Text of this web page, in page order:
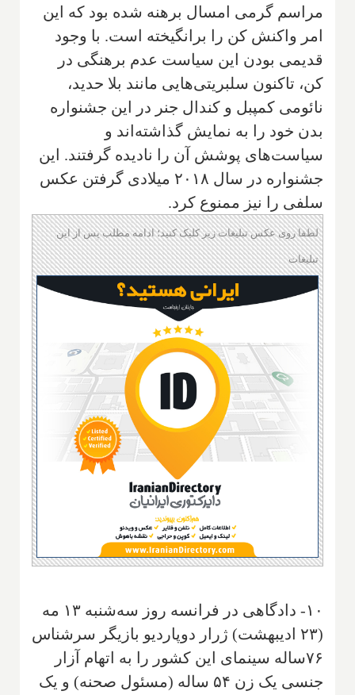
مراسم گرمی امسال برهنه شده بود که این
امر واکنش کن را برانگیخته است. با وجود
قدیمی بودن این سیاست عدم برهنگی در
کن، تاکنون سلبریتی‌هایی مانند بلا حدید،
نائومی کمپبل و کندال جنر در این جشنواره
بدن خود را به نمایش گذاشته‌اند و
سیاست‌های پوشش آن را نادیده گرفتند. این
جشنواره در سال ۲۰۱۸ میلادی گرفتن عکس
سلفی را نیز ممنوع کرد.
لطفا روی عکس تبلیغات زیر کلیک کنید؛ ادامه مطلب پس از این
تبلیغات
۱۰- دادگاهی در فرانسه روز سه‌شنبه ۱۳ مه
(۲۳ ادیبهشت) ژرار دوپاردیو بازیگر سرشناس
۷۶ساله سینمای این کشور را به اتهام آزار
جنسی یک زن ۵۴ ساله (مسئول صحنه) و یک